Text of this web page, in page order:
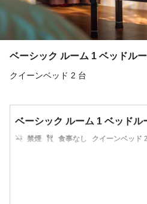
ベーシック ルーム 1 ベッドル
クイーンベッド 2 台
ベーシック ルーム 1 ベッドル
禁煙 食事なし
クイーンベッド